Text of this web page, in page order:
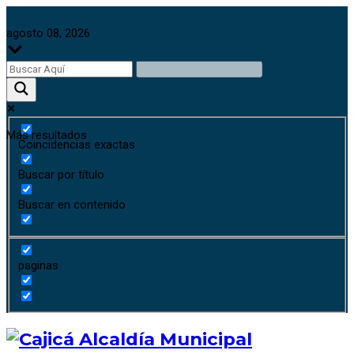
agosto 08, 2026
Más resultados
Coincidencias exactas
Buscar por título
Buscar en contenido
paginas